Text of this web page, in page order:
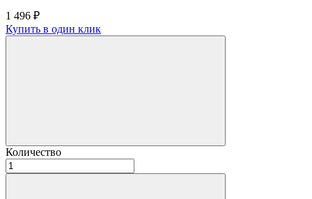
1 496 ₽
Купить в один клик
Количество
Количество
товара